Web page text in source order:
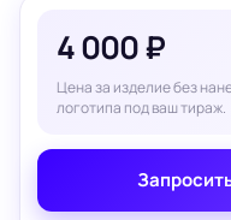
4 000 ₽
Цена за изделие без
логотипа под ваш тираж.